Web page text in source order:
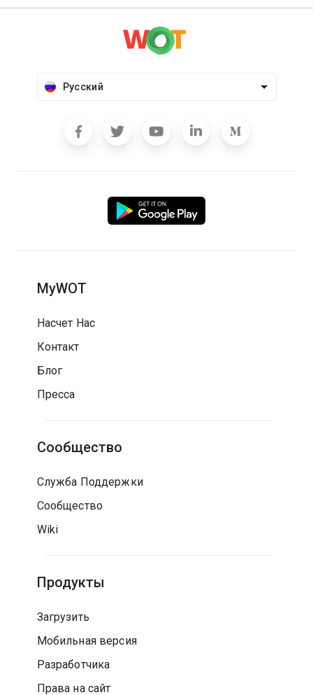
Русский
MyWOT
Насчет Нас
Контакт
Блог
Пресса
Сообщество
Служба Поддержки
Сообщество
Wiki
Продукты
Загрузить
Мобильная версия
Разработчика
Права на сайт